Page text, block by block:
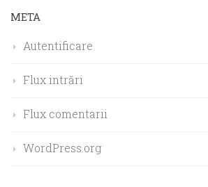
META
Autentificare
Flux intrări
Flux comentarii
WordPress.org